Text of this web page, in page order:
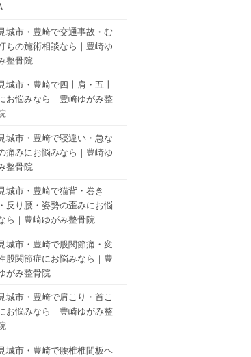
城市・豊崎で交通事故・む
ちの施術相談なら｜豊崎ゆ
整骨院
城市・豊崎で四十肩・五十
お悩みなら｜豊崎ゆがみ整
城市・豊崎で寝違い・急な
痛みにお悩みなら｜豊崎ゆ
整骨院
城市・豊崎で猫背・巻き
反り腰・姿勢の歪みにお悩
ら｜豊崎ゆがみ整骨院
城市・豊崎で股関節痛・変
股関節症にお悩みなら｜豊
がみ整骨院
城市・豊崎で肩こり・首こ
お悩みなら｜豊崎ゆがみ整
城市・豊崎で腰椎椎間板ヘ